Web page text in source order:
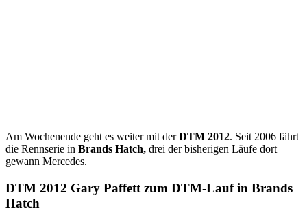
Am Wochenende geht es weiter mit derDTM 2012. Seit 2006 fährt
die Rennserie in Brands Hatch, drei der bisherigen Läufe dort
gewann Mercedes.
DTM 2012 Gary Paffett zum DTM-Lauf in Brands
Hatch